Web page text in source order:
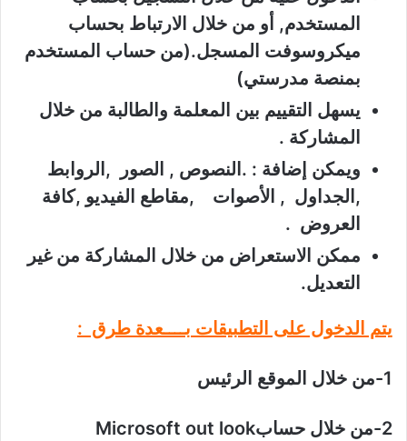
المستخدم, أو من خلال الارتباط بحساب
ميكروسوفت المسجل.(من حساب المستخدم
بمنصة مدرستي)
يسهل التقييم بين المعلمة والطالبة من خلال
المشاركة .
ويمكن إضافة : .النصوص , الصور ,الروابط
,الجداول , الأصوات ,مقاطع الفيديو ,كافة
العروض .
ممكن الاستعراض من خلال المشاركة من غير
التعديل.
يتم الدخول على التطبيقات بــــعدة طرق :
1-من خلال الموقع الرئيس
2-من خلال حساب Microsoft out look